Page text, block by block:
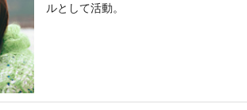
ルとして活動。